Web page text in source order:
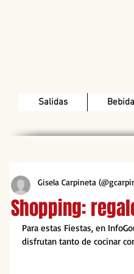
Salidas
Shopping:
Gisela Carpineta
Para estas Fiestas, en
disfrutan tanto de cocinar